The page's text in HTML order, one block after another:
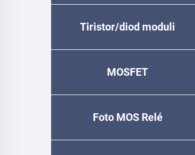
Diode
Tiristor/diod moduli
MOSFET
Foto MOS Relé